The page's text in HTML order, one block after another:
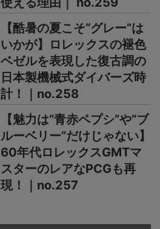
【酷暑の夏こそ“グレー”は
いかが】ロレックスの褪色
ベゼルを表現した復古調の
日本製機械式ダイバーズ時
計！｜no.258
【魅力は“青赤ペプシ”や“ブ
ルーベリー”だけじゃない】
60年代ロレックスGMTマ
スターのレアなPCGも再
現！｜no.257